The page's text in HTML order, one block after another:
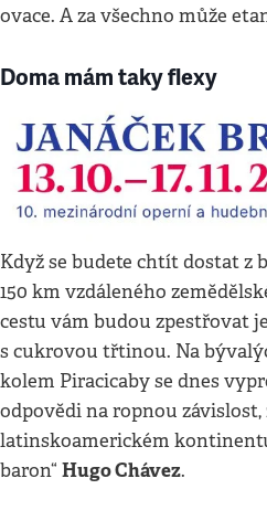
ovace. A za všechno může
Doma mám taky flexy
Když se budete chtít dostat z
150 km vzdáleného
cestu vám budou zpestřovat
s cukrovou třtinou. Na
kolem Piracicaby se dnes
odpovědi na ropnou závislost,
latinskoamerickém
baron“ Hugo Chávez.